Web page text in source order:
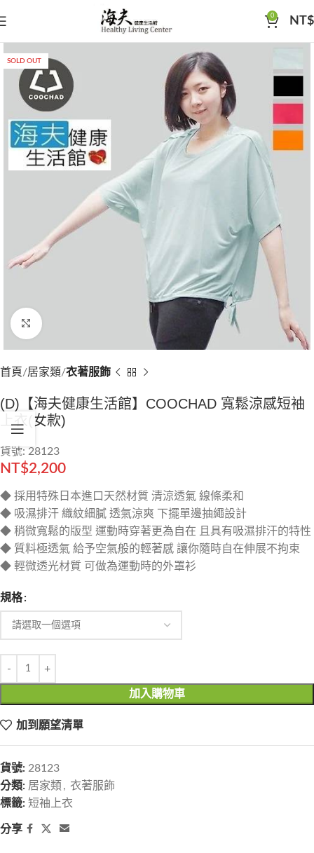
0 NT$
SOLD OUT
Click to enlarge
首頁 居家類 衣著服飾
(D)【海夫健康生活館】COOCHAD 寬鬆涼感短袖
上衣(女款)
貨號: 28123
NT$2,200
◆ 採用特殊日本進口天然材質 清涼透氣 線條柔和
◆ 吸濕排汗 織紋細膩 透氣涼爽 下擺單邊抽繩設計
◆ 稍微寬鬆的版型 運動時穿著更為自在 且具有吸濕排汗的特性
◆ 質料極透氣 給予空氣般的輕著感 讓你隨時自在伸展不拘束
◆ 輕微透光材質 可做為運動時的外罩衫
規格
加入購物車
加到願望清單
貨號: 28123
分類: 居家類 , 衣著服飾
標籤: 短袖上衣
分享